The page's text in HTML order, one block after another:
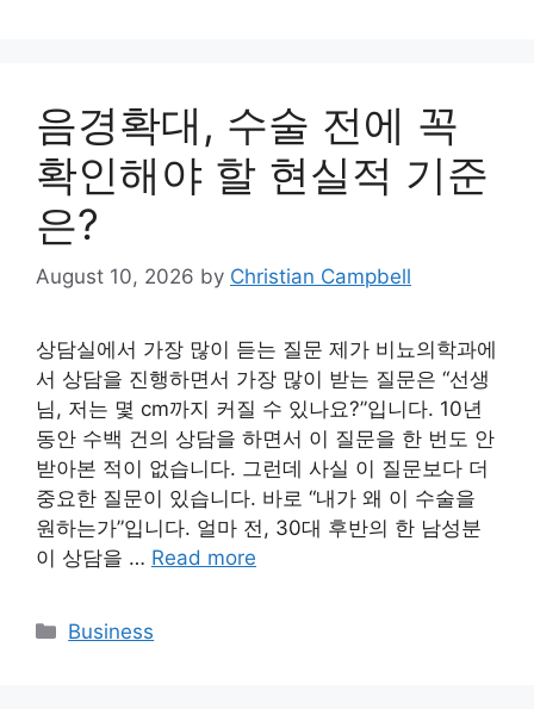
음경확대, 수술 전에 꼭
확인해야 할 현실적 기준
은?
August 10, 2026 by Christian Campbell
상담실에서 가장 많이 듣는 질문 제가 비뇨의학과에
서 상담을 진행하면서 가장 많이 받는 질문은 “선생
님, 저는 몇 cm까지 커질 수 있나요?”입니다. 10년
동안 수백 건의 상담을 하면서 이 질문을 한 번도 안
받아본 적이 없습니다. 그런데 사실 이 질문보다 더
중요한 질문이 있습니다. 바로 “내가 왜 이 수술을
원하는가”입니다. 얼마 전, 30대 후반의 한 남성분
이 상담을 … Read more
Categories
Business